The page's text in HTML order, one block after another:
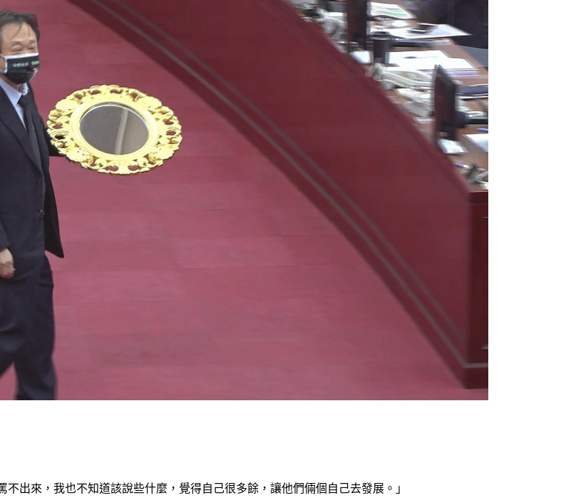
出來，我也不知道該說些什麼，覺得自己很多餘，讓他們倆個自己去發展。」